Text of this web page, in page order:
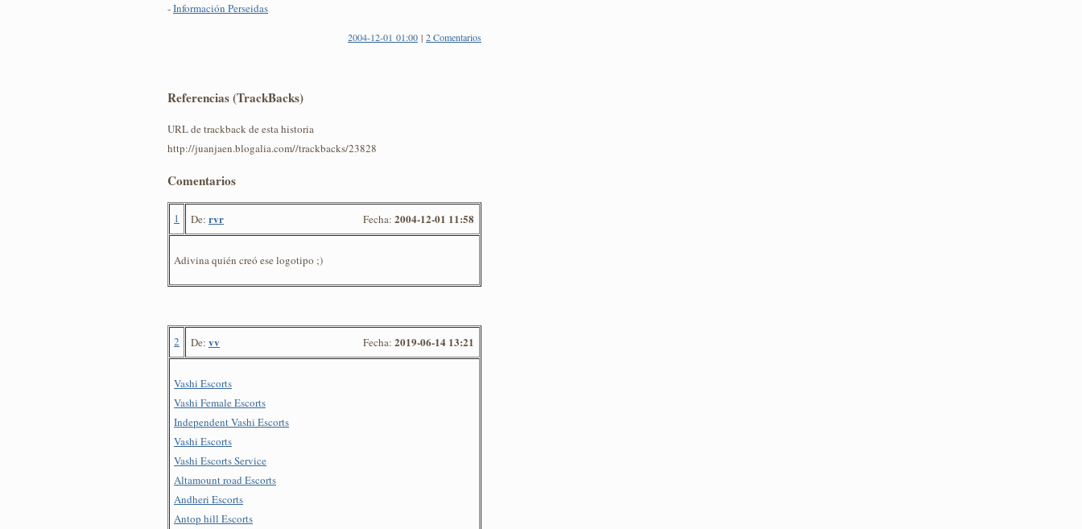
-Información Perseidas
2004-12-01 01:00 | 2 Comentarios
Referencias (TrackBacks)
URL de trackback de esta historia
http://juanjaen.blogalia.com//trackbacks/23828
Comentarios
1 De: rvr Fecha: 2004-12-01 11:58
Adivina quién creó ese logotipo ;)
2 De: vv Fecha: 2019-06-14 13:21
Vashi Escorts
Vashi Female Escorts
Independent Vashi Escorts
Vashi Escorts
Vashi Escorts Service
Altamount road Escorts
Andheri Escorts
Antop hill Escorts